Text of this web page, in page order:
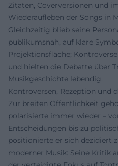
Zitaten, Coverversionen und
Wiederaufleben der Songs in
Gleichzeitig blieb seine
publikumsnah, auf klare
Projektionsfläche;
und hielten die Debatte über
Musikgeschichte lebendig.
Kontroversen, Rezeption und
Zur breiten Öffentlichkeit
polarisierte immer wieder –
Entscheidungen bis zu
positionierte er sich dezidiert
moderner Musik: Seine Kritik